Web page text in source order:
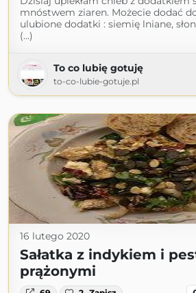
mnóstwem ziaren. Możecie dodać
ulubione dodatki : siemię lniane,
(...)
To co lubię gotuję
to-co-lubie-gotuje.pl
16 lutego 2020
Sałatka z indykiem i
prążonymi